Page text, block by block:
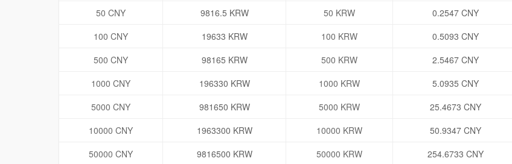
50 CNY
9816.5 KRW 50 KRW
0.2547 CNY
100 CNY
19633 KRW 100 KRW
0.5093 CNY
500 CNY
98165 KRW 500 KRW
2.5467 CNY
1000 CNY
196330 KRW 1000 KRW
5.0935 CNY
5000 CNY
981650 KRW 5000 KRW
25.4673 CNY
10000 CNY
1963300 KRW 10000 KRW
50.9347 CNY
50000 CNY
9816500 KRW 50000 KRW 254.6733 CNY